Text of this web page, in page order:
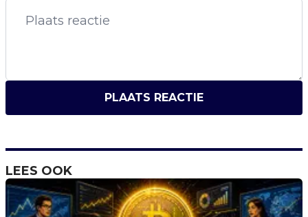
PLAATS REACTIE
LEES OOK